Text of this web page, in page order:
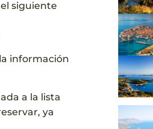
siguiente
información
a la lista
ya